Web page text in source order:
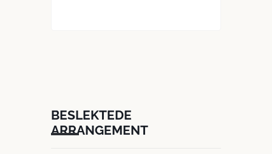
BESLEKTEDE
ARRANGEMENT